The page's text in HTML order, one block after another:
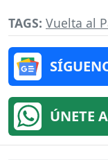
TAGS: Vuelta al
ÚNETE